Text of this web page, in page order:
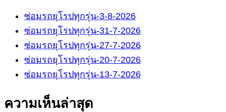
ซ่อมรถยุโรปทุกรุ่น-3-8-2026
ซ่อมรถยุโรปทุกรุ่น-31-7-2026
ซ่อมรถยุโรปทุกรุ่น-27-7-2026
ซ่อมรถยุโรปทุกรุ่น-20-7-2026
ซ่อมรถยุโรปทุกรุ่น-13-7-2026
ความเห็นล่าสุด